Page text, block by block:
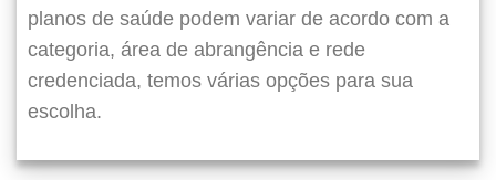
planos de saúde podem variar de acordo com a
categoria, área de abrangência e rede
credenciada, temos várias opções para sua
escolha.